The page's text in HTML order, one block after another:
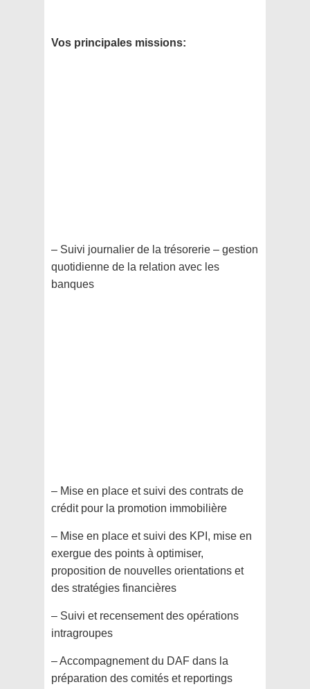
Vos principales missions:
– Suivi journalier de la trésorerie – gestion
quotidienne de la relation avec les
banques
– Mise en place et suivi des contrats de
crédit pour la promotion immobilière
– Mise en place et suivi des KPI, mise en
exergue des points à optimiser,
proposition de nouvelles orientations et
des stratégies financières
– Suivi et recensement des opérations
intragroupes
– Accompagnement du DAF dans la
préparation des comités et reportings